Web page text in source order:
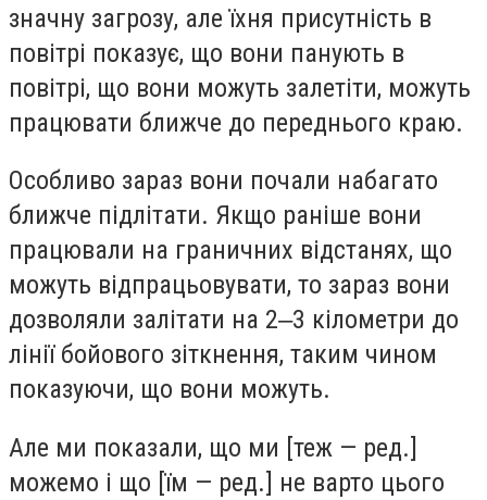
значну загрозу, але їхня присутність в
повітрі показує, що вони панують в
повітрі, що вони можуть залетіти, можуть
працювати ближче до переднього краю.
Особливо зараз вони почали набагато
ближче підлітати. Якщо раніше вони
працювали на граничних відстанях, що
можуть відпрацьовувати, то зараз вони
дозволяли залітати на 2‒3 кілометри до
лінії бойового зіткнення, таким чином
показуючи, що вони можуть.
Але ми показали, що ми [теж — ред.]
можемо і що [їм — ред.] не варто цього